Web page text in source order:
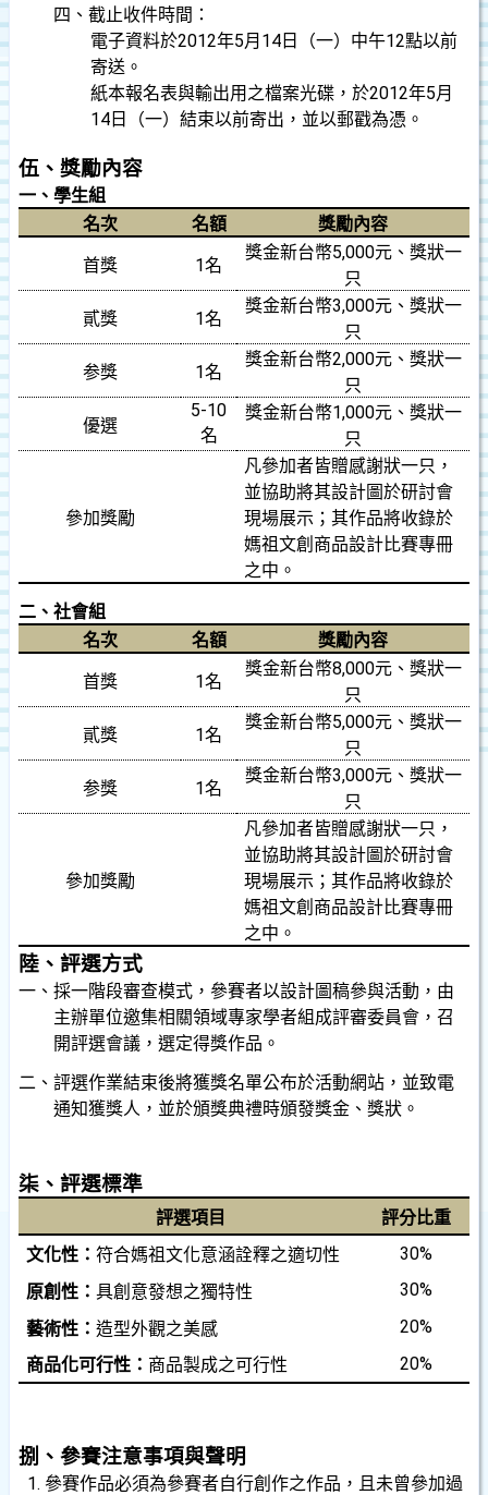
四、截止收件時間：
電子資料於2012年5月 14 日（一）中午12點以前
寄送。
紙本報名表與輸出用之檔案光碟，於2012年5月
14 日（一）結束以前寄出，並以郵戳為憑。
伍、獎勵內容
一、學生組
名次
名額
獎勵內容
首獎
1名
獎金新台幣5,000元、獎狀一
只
貳獎
1名
獎金新台幣3,000元、獎狀一
只
参獎
1名
獎金新台幣2,000元、獎狀一
只
優選
5-10
名
獎金新台幣1,000元、獎狀一
只
參加獎勵
凡參加者皆贈感謝狀一只，
並協助將其設計圖於研討會
現場展示；其作品將收錄於
媽祖文創商品設計比賽專冊
之中。
二、社會組
名次
名額
獎勵內容
首獎
1名
獎金新台幣8,000元、獎狀一
只
貳獎
1名
獎金新台幣5,000元、獎狀一
只
参獎
1名
獎金新台幣3,000元、獎狀一
只
參加獎勵
凡參加者皆贈感謝狀一只，
並協助將其設計圖於研討會
現場展示；其作品將收錄於
媽祖文創商品設計比賽專冊
之中。
陸、評選方式
一、採一階段審查模式，參賽者以設計圖稿參與活動，由
主辦單位邀集相關領域專家學者組成評審委員會，召
開評選會議，選定得獎作品。
二、評選作業結束後將獲獎名單公布於活動網站，並致電
通知獲獎人，並於頒獎典禮時頒發獎金、獎狀。
柒、評選標準
評選項目
評分比重
文化性：符合媽祖文化意涵詮釋之適切性
30%
原創性：具創意發想之獨特性
30%
藝術性：造型外觀之美感
20%
商品化可行性： 商品製成之可行性 20%
捌、參賽注意事項與聲明
1. 參賽作品必須為參賽者自行創作之作品，且未曾參加過